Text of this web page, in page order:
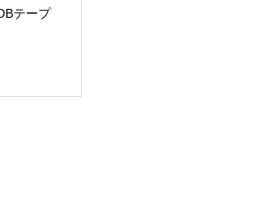
テープ